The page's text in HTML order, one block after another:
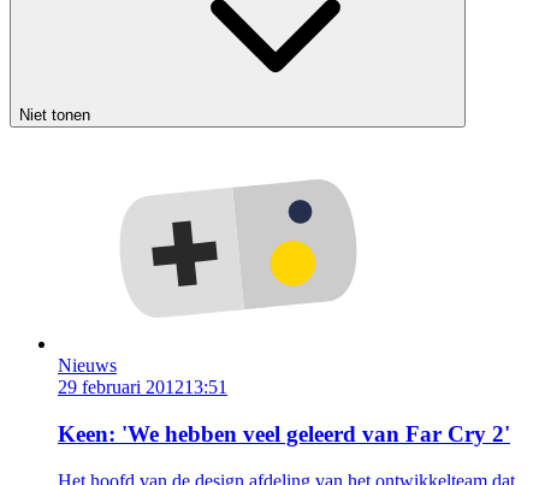
Niet tonen
Nieuws
29 februari 201213:51
Keen: 'We hebben veel geleerd van Far Cry 2'
Het hoofd van de design afdeling van het ontwikkelteam dat